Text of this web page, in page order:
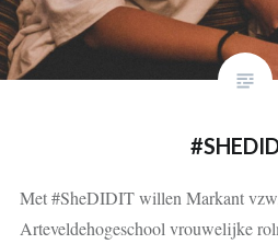
Met #SheDIDIT willen Markant
Arteveldehogeschool vrouwelijke